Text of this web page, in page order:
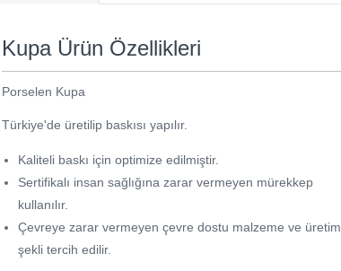
Kupa Ürün Özellikleri
Porselen Kupa
Türkiye'de üretilip baskısı yapılır.
Kaliteli baskı için optimize edilmiştir.
Sertifikalı insan sağlığına zarar vermeyen mürekkep
kullanılır.
Çevreye zarar vermeyen çevre dostu malzeme ve üretim
şekli tercih edilir.